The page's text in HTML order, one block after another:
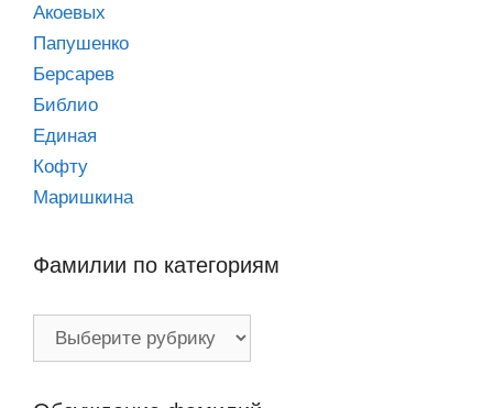
Акоевых
Папушенко
Берсарев
Библио
Единая
Кофту
Маришкина
Фамилии по категориям